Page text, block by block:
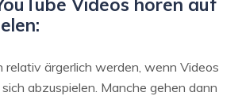
relativ ärgerlich werden, wenn Videos
abzuspielen. Manche gehen dann